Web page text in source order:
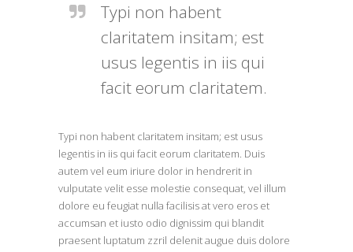
Typi non habent
claritatem insitam; est
usus legentis in iis qui
facit eorum claritatem.
Typi non habent claritatem insitam; est usus
legentis in iis qui facit eorum claritatem. Duis
autem vel eum iriure dolor in hendrerit in
vulputate velit esse molestie consequat, vel illum
dolore eu feugiat nulla facilisis at vero eros et
accumsan et iusto odio dignissim qui blandit
praesent luptatum zzril delenit augue duis dolore